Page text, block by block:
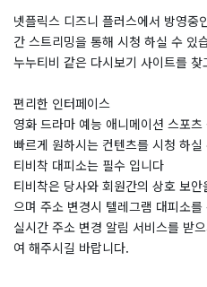
넷플릭스 디즈니 플러스에서 방영
간 스트리밍을 통해 시청 하실 수 있
누누티비 같은 다시보기 사이트를
편리한 인터페이스
영화 드라마 예능 애니메이션 스포
빠르게 원하시는 컨텐츠를 시청 하실
티비착 대피소는 필수 입니다
티비착은 당사와 회원간의 상호 보
으며 주소 변경시 텔레그램 대피소
실시간 주소 변경 알림 서비스를 받
여 해주시길 바랍니다.